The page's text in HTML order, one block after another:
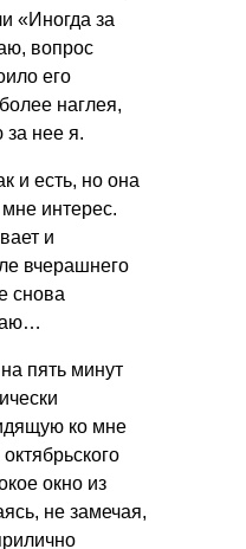
«Иногда за
вопрос
его
наглея,
нее я.
и есть, но она
интерес.
и
вчерашнего
снова
пять минут
ко мне
окно из
не замечая,